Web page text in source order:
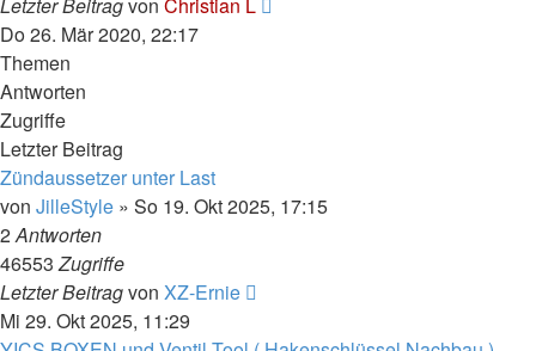
Do 26. Mär 2020, 22:17
Themen
Antworten
Zugriffe
Letzter Beitrag
Zündaussetzer unter Last
von JilleStyle » So 19. Okt 2025, 17:15
2Antworten
46553Zugriffe
Letzter Beitragvon XZ-Ernie
Mi 29. Okt 2025, 11:29